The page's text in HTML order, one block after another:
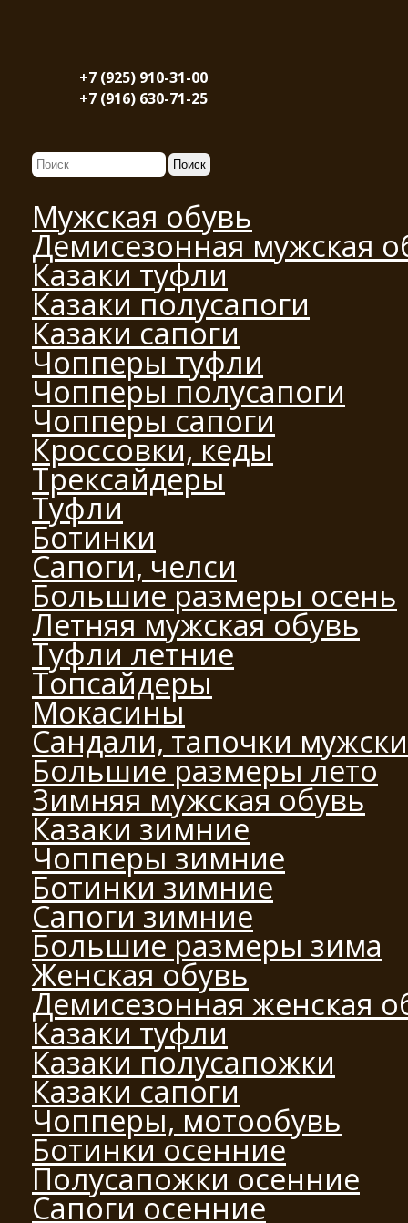
+7 (925) 910-31-00
+7 (916) 630-71-25
Мужская обувь
Демисезонная мужская
Казаки туфли
Казаки полусапоги
Казаки сапоги
Чопперы туфли
Чопперы полусапоги
Чопперы сапоги
Кроссовки, кеды
Трексайдеры
Туфли
Ботинки
Сапоги, челси
Большие размеры осень
Летняя мужская обувь
Туфли летние
Топсайдеры
Мокасины
Сандали, тапочки
Большие размеры лето
Зимняя мужская обувь
Казаки зимние
Чопперы зимние
Ботинки зимние
Сапоги зимние
Большие размеры зима
Женская обувь
Демисезонная женская
Казаки туфли
Казаки полусапожки
Казаки сапоги
Чопперы, мотообувь
Ботинки осенние
Полусапожки осенние
Сапоги осенние